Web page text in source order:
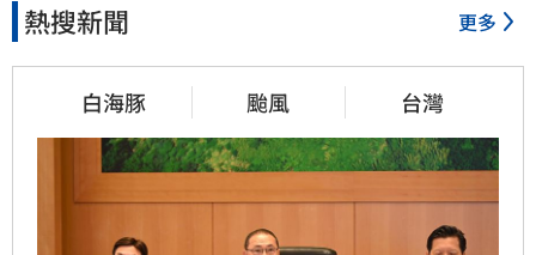
熱搜新聞 更多
白海豚 颱風 台灣